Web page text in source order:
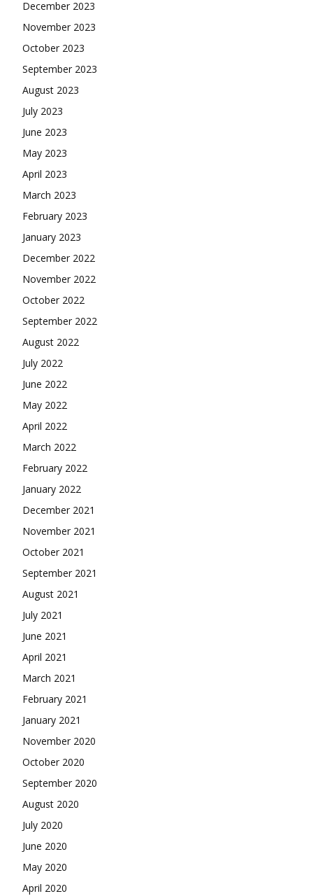
December 2023
November 2023
October 2023
September 2023
August 2023
July 2023
June 2023
May 2023
April 2023
March 2023
February 2023
January 2023
December 2022
November 2022
October 2022
September 2022
August 2022
July 2022
June 2022
May 2022
April 2022
March 2022
February 2022
January 2022
December 2021
November 2021
October 2021
September 2021
August 2021
July 2021
June 2021
April 2021
March 2021
February 2021
January 2021
November 2020
October 2020
September 2020
August 2020
July 2020
June 2020
May 2020
April 2020